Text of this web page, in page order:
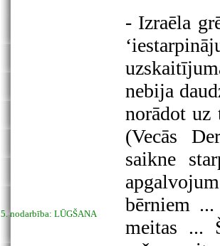
- Izraēla
nebija
norādot uz
(Vecās
saikne
bērniem
meitas ...
5. nodarbība: LŪGŠANA